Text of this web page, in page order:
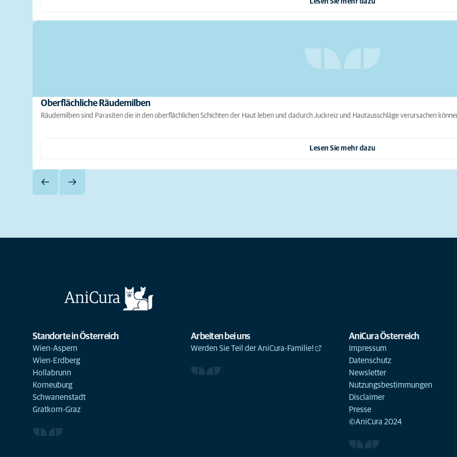
Lesen Sie mehr dazu
Oberflächliche Räudemilben
Räudemilben sind Parasiten die in den oberflächlichen Schichten der Haut leben und dadurch Juckreiz und Hautausschläge verursachen
Lesen Sie mehr dazu
Standorte in Österreich
Wien-Aspern
Wien-Erdberg
Hollabrunn
Korneuburg
Schwanenstadt
Gratkorn-Graz
Arbeiten bei uns
Werden Sie Teil der AniCura-Familie!
AniCura Österreich
Impressum
Datenschutz
Newsletter
Nutzungsbestimmungen
Disclaimer
Presse
©AniCura 2024